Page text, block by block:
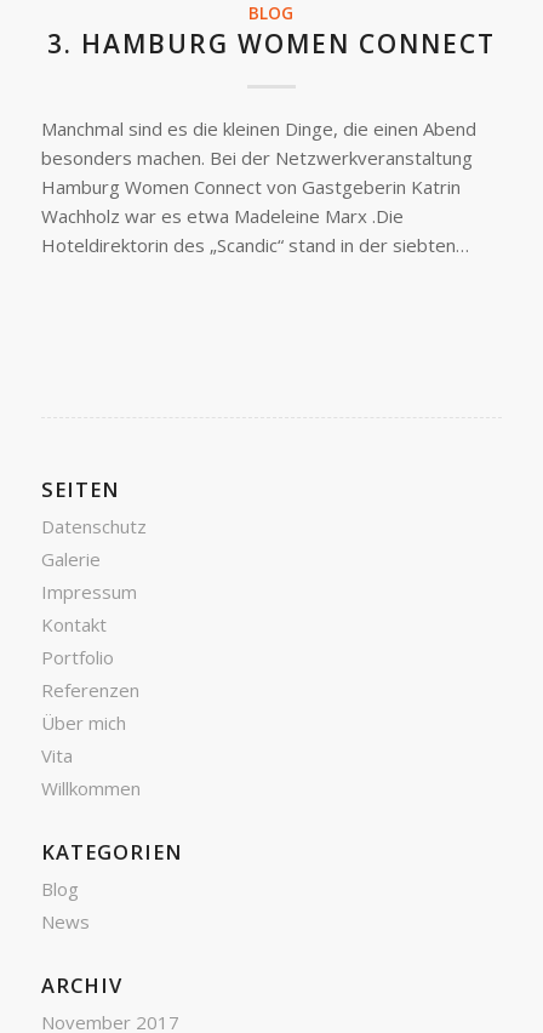
BLOG
3. HAMBURG WOMEN CONNECT
Manchmal sind es die kleinen Dinge, die einen Abend
besonders machen. Bei der Netzwerkveranstaltung
Hamburg Women Connect von Gastgeberin Katrin
Wachholz war es etwa Madeleine Marx .Die
Hoteldirektorin des „Scandic“ stand in der siebten…
SEITEN
Datenschutz
Galerie
Impressum
Kontakt
Portfolio
Referenzen
Über mich
Vita
Willkommen
KATEGORIEN
Blog
News
ARCHIV
November 2017